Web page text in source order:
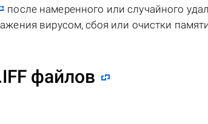
после намеренного или случайного
вирусом, сбоя или очистки
файлов